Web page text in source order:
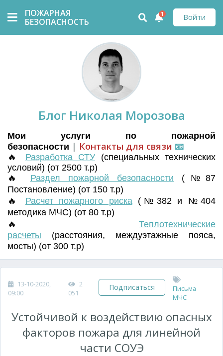
ПОЖАРНАЯ
БЕЗОПАСНОСТЬ
Войти
1
Блог Николая Морозова
Мои услуги по пожарной
безопасности | Контакты для связи 📧
🔥 Разработка СТУ (специальных технических
условий) (от 2500 т.р)
🔥 Раздел пожарной безопасности (№87
Постановление) (от 150 т.р)
🔥 Расчет пожарного риска(№382 и №404
методика МЧС) (от 80 т.р)
🔥 Теплотехнические
расчеты (расстояния, междуэтажные пояса,
мосты) (от 300 т.р)
13-10-2020,
09:00
2
051
Подписаться
Письма
МЧС
Устойчивой к воздействию опасных
факторов пожара для линейной
части СОУЭ